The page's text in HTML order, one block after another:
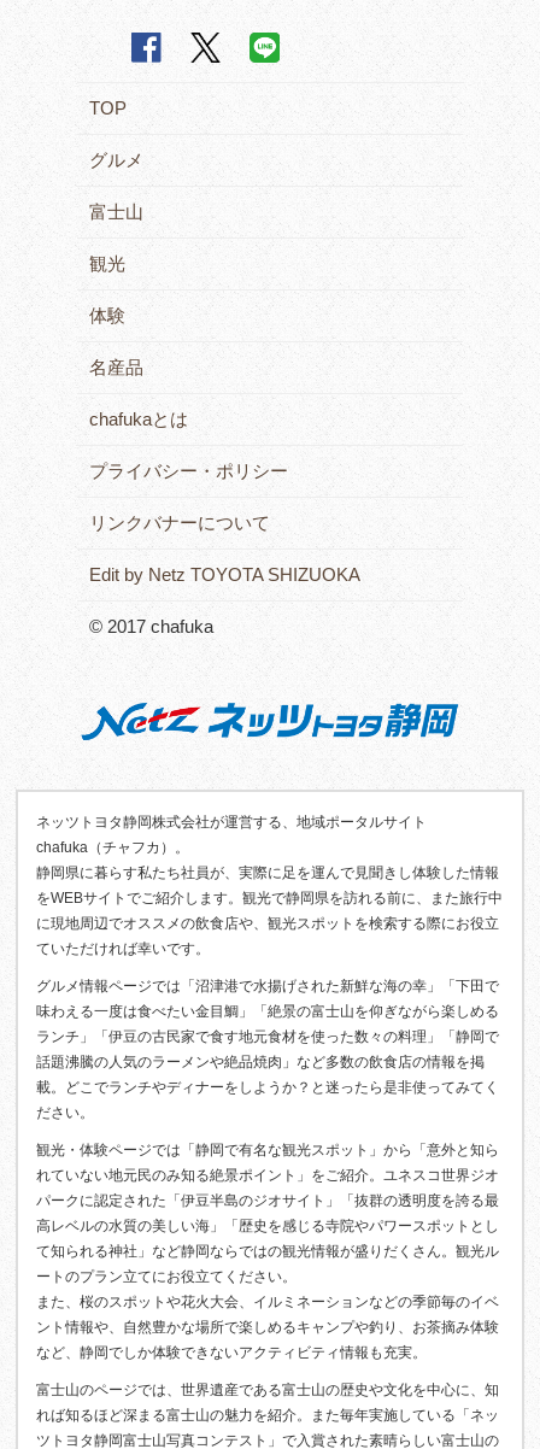
TOP
グルメ
富士山
観光
体験
名産品
chafukaとは
プライバシー・ポリシー
リンクバナーについて
Edit by Netz TOYOTA SHIZUOKA
© 2017 chafuka
ネッツトヨタ静岡株式会社が運営する、地域ポータルサイト
chafuka（チャフカ）。
静岡県に暮らす私たち社員が、実際に足を運んで見聞きし体験した情報
をWEBサイトでご紹介します。観光で静岡県を訪れる前に、また旅行中
に現地周辺でオススメの飲食店や、観光スポットを検索する際にお役立
ていただければ幸いです。
グルメ情報ページでは「沼津港で水揚げされた新鮮な海の幸」「下田で
味わえる一度は食べたい金目鯛」「絶景の富士山を仰ぎながら楽しめる
ランチ」「伊豆の古民家で食す地元食材を使った数々の料理」「静岡で
話題沸騰の人気のラーメンや絶品焼肉」など多数の飲食店の情報を掲
載。どこでランチやディナーをしようか？と迷ったら是非使ってみてく
ださい。
観光・体験ページでは「静岡で有名な観光スポット」から「意外と知ら
れていない地元民のみ知る絶景ポイント」をご紹介。ユネスコ世界ジオ
パークに認定された「伊豆半島のジオサイト」「抜群の透明度を誇る最
高レベルの水質の美しい海」「歴史を感じる寺院やパワースポットとし
て知られる神社」など静岡ならではの観光情報が盛りだくさん。観光ル
ートのプラン立てにお役立てください。
また、桜のスポットや花火大会、イルミネーションなどの季節毎のイベ
ント情報や、自然豊かな場所で楽しめるキャンプや釣り、お茶摘み体験
など、静岡でしか体験できないアクティビティ情報も充実。
富士山のページでは、世界遺産である富士山の歴史や文化を中心に、知
れば知るほど深まる富士山の魅力を紹介。また毎年実施している「ネッ
ツトヨタ静岡富士山写真コンテスト」で入賞された素晴らしい富士山の